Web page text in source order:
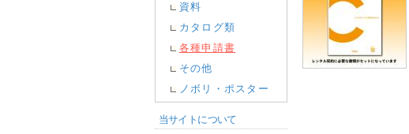
資料
カタログ類
各種申請書
その他
ノボリ・ポスター
当サイトについて